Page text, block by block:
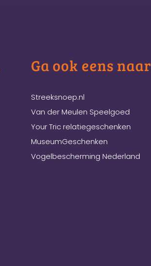
Ga ook eens naar
Streeksnoep.nl
Van der Meulen Speelgoed
Your Tric relatiegeschenken
MuseumGeschenken
Vogelbescherming Nederland